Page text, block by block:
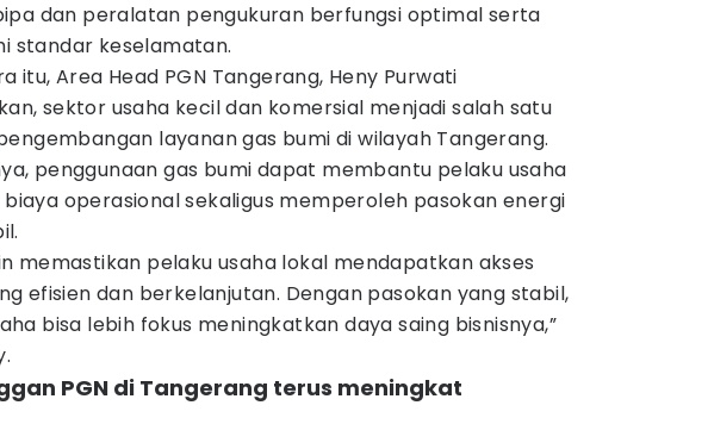
dan peralatan pengukuran berfungsi optimal serta
standar keselamatan.
itu, Area Head PGN Tangerang, Heny Purwati
sektor usaha kecil dan komersial menjadi salah satu
layanan gas bumi di wilayah Tangerang.
penggunaan gas bumi dapat membantu pelaku usaha
operasional sekaligus memperoleh pasokan energi
memastikan pelaku usaha lokal mendapatkan akses
efisien dan berkelanjutan. Dengan pasokan yang stabil,
bisa lebih fokus meningkatkan daya saing bisnisnya,”
PGN di Tangerang terus meningkat